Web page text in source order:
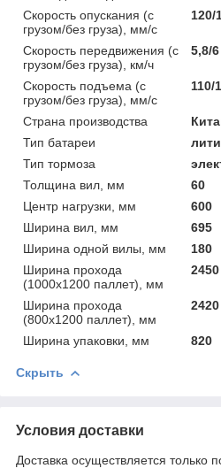
Скорость опускания (с
грузом/без груза), мм/с
120/
Скорость передвижения (с
грузом/без груза), км/ч
5,8/6
Скорость подъема (с
грузом/без груза), мм/с
110/
Страна производства
Тип батареи
Тип тормоза
Толщина вил, мм
60
Центр нагрузки, мм
600
Ширина вил, мм
695
Ширина одной вилы, мм
180
Ширина прохода
(1000х1200 паллет), мм
2450
Ширина прохода
(800х1200 паллет), мм
2420
Ширина упаковки, мм 820
Скрыть
Условия доставки
Доставка осуществляется только